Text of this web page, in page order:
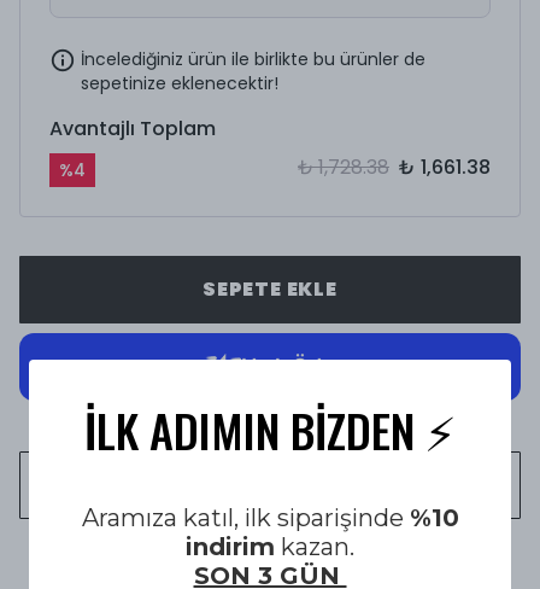
İncelediğiniz ürün ile birlikte bu ürünler de
sepetinize eklenecektir!
Avantajlı Toplam
%4 ₺ 1,728.38 ₺ 1,661.38
SEPETE EKLE
1500 TL üzeri Ücretsiz Kargo
İLK ADIMIN BİZDEN ⚡️
Aramıza katıl, ilk siparişinde %10
indirim kazan.
SON 3 GÜN